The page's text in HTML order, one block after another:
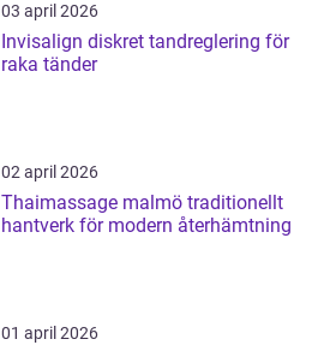
03 april 2026
Invisalign diskret tandreglering för
raka tänder
02 april 2026
Thaimassage malmö traditionellt
hantverk för modern återhämtning
01 april 2026